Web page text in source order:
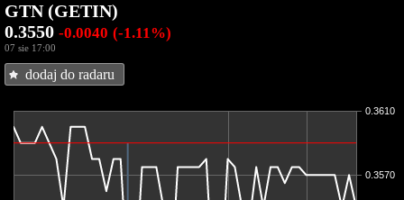
GTN (GETIN)
0.3550 -0.0040 (-1.11%)
07 sie 17:00
dodaj do radaru
0.3570
0.3610